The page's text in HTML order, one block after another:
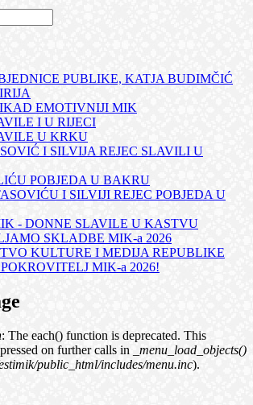
PUBLIKE, KATJA BUDIMČIĆ
EMOTIVNIJI MIK
I U RIJECI
U KRKU
I SILVIJA REJEC SLAVILI U
POBJEDA U BAKRU
I SILVIJI REJEC POBJEDA U
- DONNE SLAVILE U KASTVU
SKLADBE MIK-a 2026
KULTURE I MEDIJA REPUBLIKE
MIK-a 2026!
: The each() function is deprecated. This
on further calls in
_menu_load_objects()
public_html/includes/menu.inc).